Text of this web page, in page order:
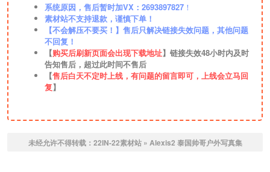
系统原因，售后暂时加VX：2693897827 ！
素材站不支持退款，谨慎下单！
【不会解压不要买！】售后只解决链接失效问题，其他问题
不回复！
【购买后刷新页面会出现下载地址】链接失效48小时内及时
告知售后，超过此时间不售后
【售后白天不定时上线，有问题的留言即可，上线会立马回
复】
未经允许不得转载： 22IN-22素材站» Alexis2 泰国帅哥户外写真集